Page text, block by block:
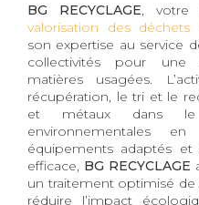
BG RECYCLAGE, votre
valorisation des déchets
son expertise au service
collectivités pour une
matières usagées.
récupération, le tri et le
et métaux dans
environnementales
équipements adaptés
efficace, BG RECYCLAGE
un traitement optimisé de
réduire l’impact